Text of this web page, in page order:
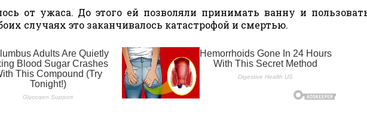
от ужаса. До этого ей позволяли принимать ванну и
случаях это заканчивалось катастрофой и смертью.